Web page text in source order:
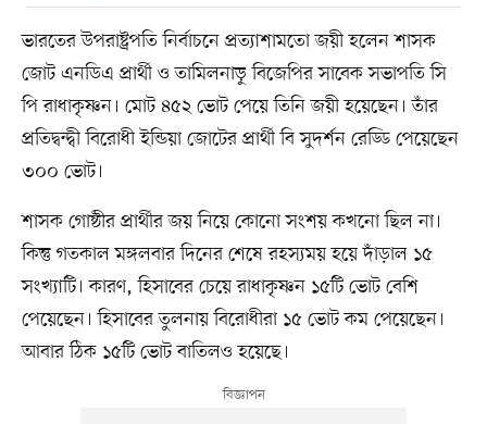
ভারতের উপরাষ্ট্রপতি নির্বাচনে প্রত্যাশামতো জয়ী হলেন শাসক
জোট এনডিএ প্রার্থী ও তামিলনাড়ু বিজেপির সাবেক সভাপতি সি
পি রাধাকৃষ্ণন। মোট ৪৫২ ভোট পেয়ে তিনি জয়ী হয়েছেন। তাঁর
প্রতিদ্বন্দ্বী বিরোধী ইন্ডিয়া জোটের প্রার্থী বি সুদর্শন রেড্ডি পেয়েছেন
৩০০ ভোট।
শাসক গোষ্ঠীর প্রার্থীর জয় নিয়ে কোনো সংশয় কখনো ছিল না।
কিন্তু গতকাল মঙ্গলবার দিনের শেষে রহস্যময় হয়ে দাঁড়াল ১৫
সংখ্যাটি। কারণ, হিসাবের চেয়ে রাধাকৃষ্ণন ১৫টি ভোট বেশি
পেয়েছেন। হিসাবের তুলনায় বিরোধীরা ১৫ ভোট কম পেয়েছেন।
আবার ঠিক ১৫টি ভোট বাতিলও হয়েছে।